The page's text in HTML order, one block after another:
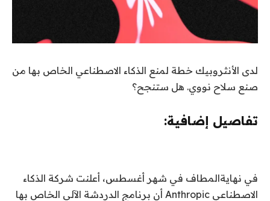
لدى الأنثروبيك خطة لمنع الذكاء الاصطناعي الخاص بها من
صنع سلاح نووي. هل ستنجح؟
تفاصيل إضافية:
في نهايةالمطاف في شهر أغسطس، أعلنت شركة الذكاء
الاصطناعي Anthropic أن برنامج الدردشة الآلي الخاص بها